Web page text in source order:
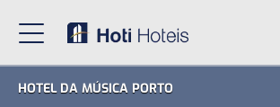
HOTEL DA MÚSICA PORTO